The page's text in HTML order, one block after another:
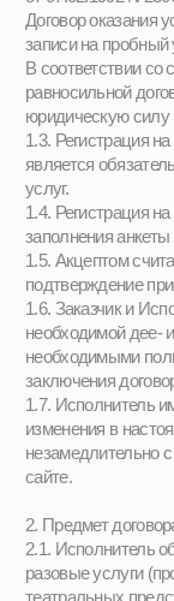
1.7. Исполнитель имеет
изменения в настоящую
незамедлительно с
сайте.
2. Предмет договора
2.1. Исполнитель
разовые услуги (пробный
театральных
выступлений, а Заказчик
систематическое
2.2. Оказание услуг
Москва, вн. тер.г.
Верхняя Красносельская, 7
2.3. Услуги должны быть
2.4. Сообщая Исполнителю
Заказчик дает свое
исполнения настоящей
2.5. Заказчик соглашается
оказания услуг,
3. Права и обязанности
3.1. Исполнитель обязуется:
3.1.1. Оказать услуги,
услуг, лично.
3.1.2. Оказать услуги
3.1.3. Оказать услуги в
Заказчика.
3.1.5. Представлять по
ходе исполнения
3.1.6. Безвозмездно
выявленные недостатки,